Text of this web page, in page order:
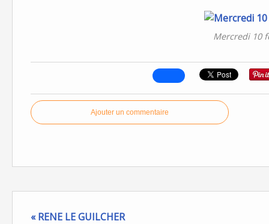
Mercredi 10
Ajouter un commentaire
« RENE LE GUILCHER